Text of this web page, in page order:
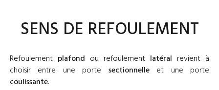
SENS DE REFOULEMENT
Refoulement plafond ou refoulement latéral revient à
choisir entre une porte sectionnelleet une porte
coulissante.